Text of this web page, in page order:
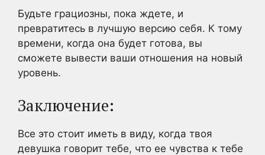
Будьте грациозны, пока ждете, и
превратитесь в лучшую версию себя. К тому
времени, когда она будет готова, вы
сможете вывести ваши отношения на новый
уровень.
Заключение:
Все это стоит иметь в виду, когда твоя
девушка говорит тебе, что ее чувства к тебе